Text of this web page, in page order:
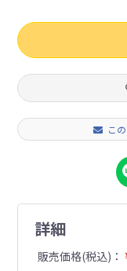
こ
詳細
販売価格(税込)